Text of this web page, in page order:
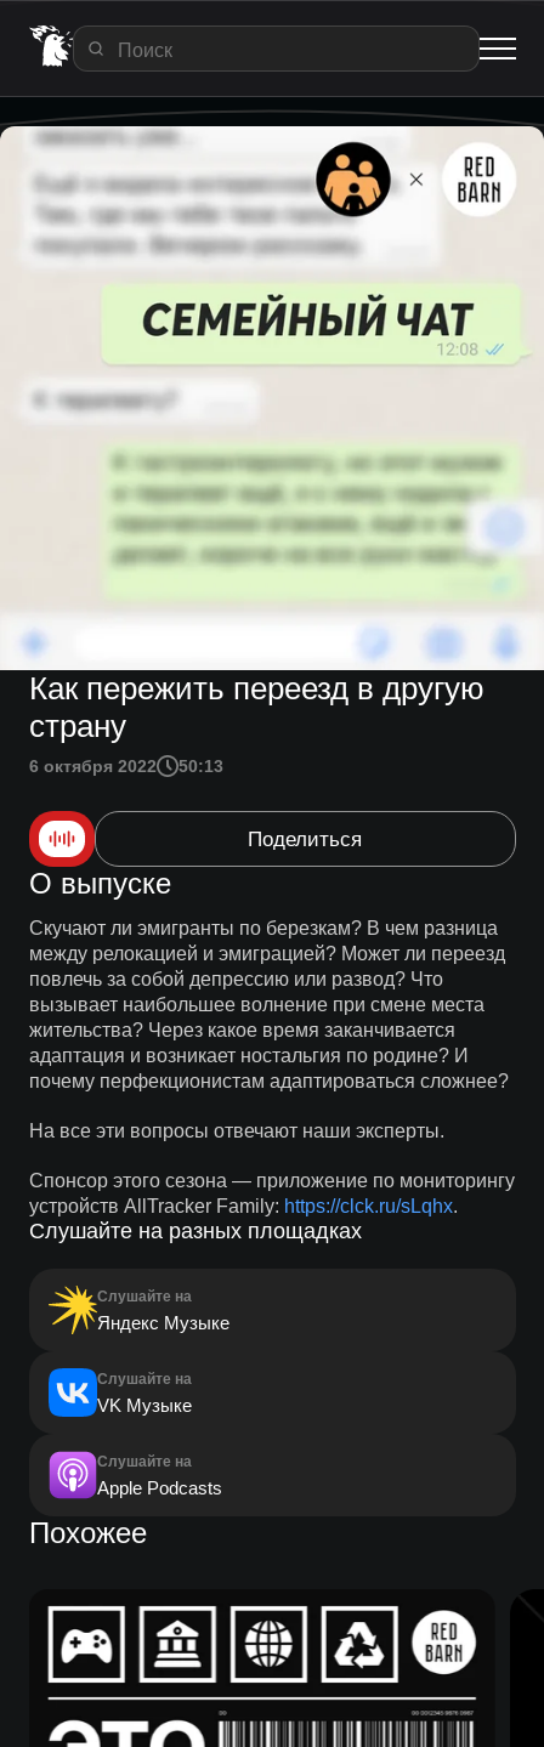
Как пережить переезд в другую
страну
6 октября 2022 50:13
Поделиться
О выпуске
Скучают ли эмигранты по березкам? В чем разница
между релокацией и эмиграцией? Может ли переезд
повлечь за собой депрессию или развод? Что
вызывает наибольшее волнение при смене места
жительства? Через какое время заканчивается
адаптация и возникает ностальгия по родине? И
почему перфекционистам адаптироваться сложнее?
На все эти вопросы отвечают наши эксперты.
Спонсор этого сезона — приложение по мониторингу
устройств AllTracker Family: https://clck.ru/sLqhx.
Слушайте на разных площадках
Слушайте на
Яндекс Музыке
Слушайте на
VK Музыке
Слушайте на
Apple Podcasts
Похожее